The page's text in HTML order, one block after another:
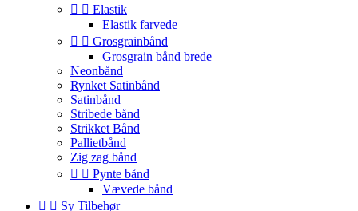
  Elastik
Elastik farvede
  Grosgrainbånd
Grosgrain bånd brede
Neonbånd
Rynket Satinbånd
Satinbånd
Stribede bånd
Strikket Bånd
Pallietbånd
Zig zag bånd
  Pynte bånd
Vævede bånd
  Sy Tilbehør